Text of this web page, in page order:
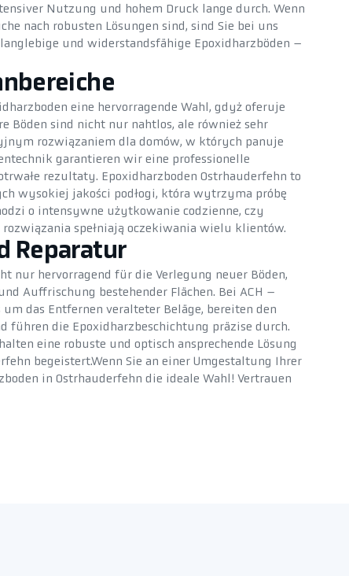
Nutzung und hohem Druck lange durch. Wenn
nach robusten Lösungen sind, sind Sie bei uns
und widerstandsfähige Epoxidharzböden –
eine hervorragende Wahl, gdyż oferuje
Böden sind nicht nur nahtlos, ale również sehr
rozwiązaniem dla domów, w których panuje
garantieren wir eine professionelle
rezultaty. Epoxidharzboden Ostrhauderfehn to
wysokiej jakości podłogi, która wytrzyma próbę
o intensywne użytkowanie codzienne, czy
spełniają oczekiwania wielu klientów.
Reparatur
nur hervorragend für die Verlegung neuer Böden,
Auffrischung bestehender Flächen. Bei ACH –
das Entfernen veralteter Beläge, bereiten den
führen die Epoxidharzbeschichtung präzise durch.
eine robuste und optisch ansprechende Lösung
begeistert.Wenn Sie an einer Umgestaltung Ihrer
in Ostrhauderfehn die ideale Wahl! Vertrauen